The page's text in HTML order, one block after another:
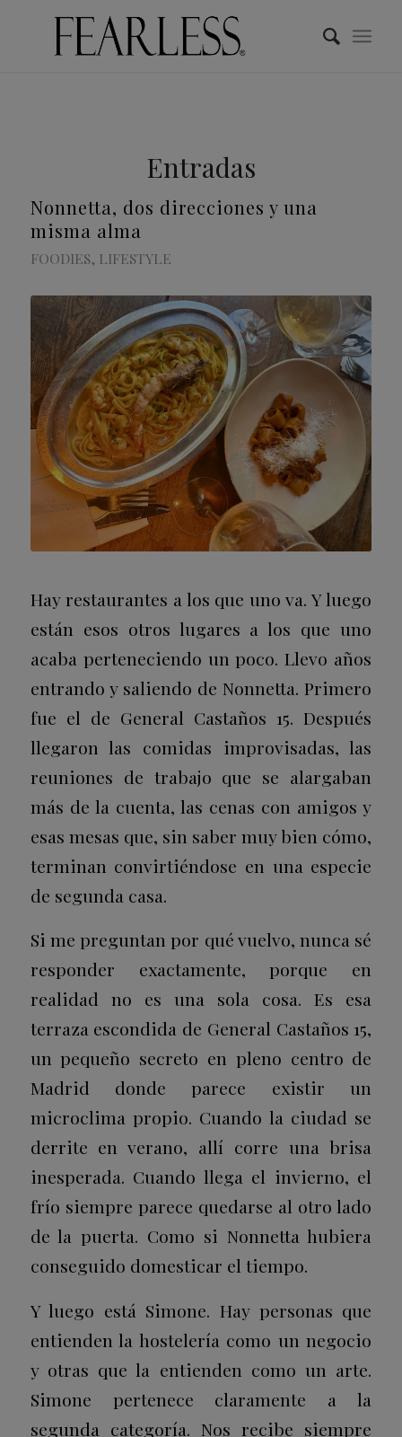
Entradas
Nonnetta, dos direcciones y una
misma alma
FOODIES, LIFESTYLE
Hay restaurantes a los que uno va. Y luego
están esos otros lugares a los que uno
acaba perteneciendo un poco. Llevo años
entrando y saliendo de Nonnetta. Primero
fue el de General Castaños 15. Después
llegaron las comidas improvisadas, las
reuniones de trabajo que se alargaban
más de la cuenta, las cenas con amigos y
esas mesas que, sin saber muy bien cómo,
terminan convirtiéndose en una especie
de segunda casa.
Si me preguntan por qué vuelvo, nunca sé
responder exactamente, porque en
realidad no es una sola cosa. Es esa
terraza escondida de General Castaños 15,
un pequeño secreto en pleno centro de
Madrid donde parece existir un
microclima propio. Cuando la ciudad se
derrite en verano, allí corre una brisa
inesperada. Cuando llega el invierno, el
frío siempre parece quedarse al otro lado
de la puerta. Como si Nonnetta hubiera
conseguido domesticar el tiempo.
Y luego está Simone. Hay personas que
entienden la hostelería como un negocio
y otras que la entienden como un arte.
Simone pertenece claramente a la
segunda categoría. Nos recibe siempre